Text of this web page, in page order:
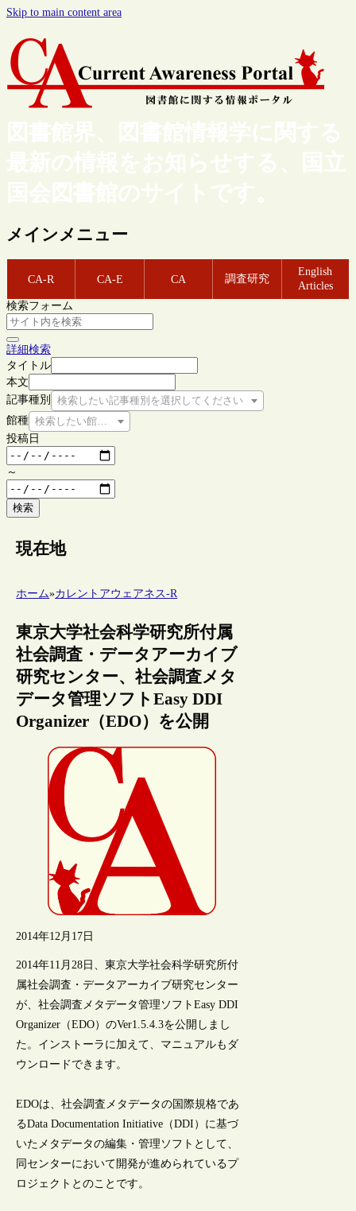
Skip to main content area
図書館界、図書館情報学に関する
最新の情報をお知らせする、国立
国会図書館のサイトです。
メインメニュー
CA-R CA-E CA 調査研究
English
Articles
検索フォーム
詳細検索
タイトル
本文
記事種別
検索したい記事種別を選択してください
館種 検索したい館種を選択してください
投稿日
～
検索
現在地
ホーム»カレントアウェアネス-R
東京大学社会科学研究所付属
社会調査・データアーカイブ
研究センター、社会調査メタ
データ管理ソフトEasy DDI
Organizer（EDO）を公開
2014年12月17日
2014年11月28日、東京大学社会科学研究所付
属社会調査・データアーカイブ研究センター
が、社会調査メタデータ管理ソフトEasy DDI
Organizer（EDO）のVer1.5.4.3を公開しまし
た。インストーラに加えて、マニュアルもダ
ウンロードできます。
EDOは、社会調査メタデータの国際規格であ
るData Documentation Initiative（DDI）に基づ
いたメタデータの編集・管理ソフトとして、
同センターにおいて開発が進められているプ
ロジェクトとのことです。